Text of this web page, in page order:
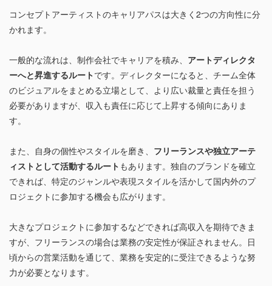
コンセプトアーティストのキャリアパスは大きく2つの方向性に分
かれます。
一般的な流れは、制作会社でキャリアを積み、 アートディレクタ
ーへと昇進するルートです。ディレクターになると、チーム全体
のビジュアルをまとめる立場として、より広い裁量と責任を担う
必要がありますが、収入も責任に応じて上昇する傾向にありま
す。
また、自身の個性やスタイルを磨き、 フリーランスや独立アーテ
ィストとして活動するルート もあります。独自のブランドを確立
できれば、特定のジャンルや表現スタイルを活かして国内外のプ
ロジェクトに参加する機会も広がります。
大きなプロジェクトに参加するなどできれば高収入を期待できま
すが、フリーランスの場合は業務の安定性が保証されません。日
頃からの営業活動を通じて、業務を安定的に受注できるような努
力が必要となります。